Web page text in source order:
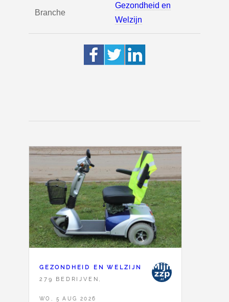
Branche
Gezondheid en
Welzijn
GEZONDHEID EN WELZIJN
279 BEDRIJVEN,
WO, 5 AUG 2026